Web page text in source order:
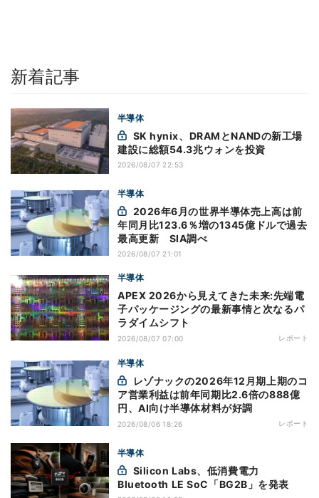
新着記事
半導体
建設に総額54.3兆ウォンを投資
2026/08/07 22:53
半導体
年同月比123.6％増の1345億ドルで過去
最高更新 SIA調べ
2026/08/07 21:01
半導体
APEX 2026から見えてきた未来:先端電
子パッケージングの最新事情と次なるパ
ラダイムシフト
2026/08/07 07:00 レポート
半導体
ア営業利益は前年同期比2.6倍の888億
円、AI向け半導体材料が好調
2026/08/06 18:26 レポート
半導体
Bluetooth LE SoC「BG2B」を発表